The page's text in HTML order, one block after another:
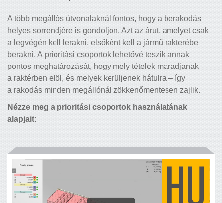
A több megállós útvonalaknál fontos, hogy a berakodás
helyes sorrendjére is gondoljon. Azt az árut, amelyet csak
a legvégén kell lerakni, elsőként kell a jármű rakterébe
berakni. A prioritási csoportok lehetővé teszik annak
pontos meghatározását, hogy mely tételek maradjanak
a raktérben elöl, és melyek kerüljenek hátulra – így
a rakodás minden megállónál zökkenőmentesen zajlik.
Nézze meg a prioritási csoportok használatának
alapjait: